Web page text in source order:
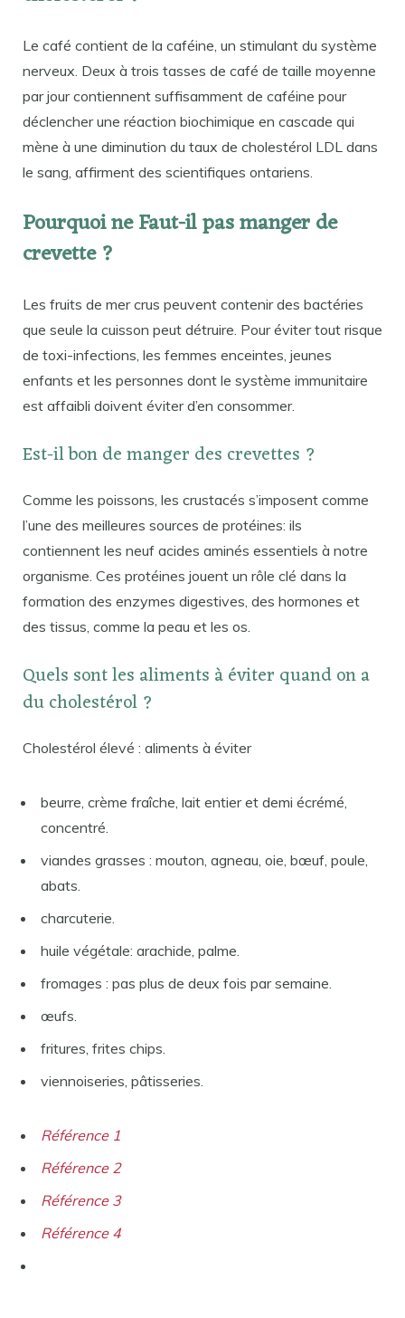
Le café contient de la caféine, un stimulant du système
nerveux. Deux à trois tasses de café de taille moyenne
par jour contiennent suffisamment de caféine pour
déclencher une réaction biochimique en cascade qui
mène à une diminution du taux de cholestérol LDL dans
le sang, affirment des scientifiques ontariens.
Pourquoi ne Faut-il pas manger de
crevette ?
Les fruits de mer crus peuvent contenir des bactéries
que seule la cuisson peut détruire. Pour éviter tout risque
de toxi-infections, les femmes enceintes, jeunes
enfants et les personnes dont le système immunitaire
est affaibli doivent éviter d’en consommer.
Est-il bon de manger des crevettes ?
Comme les poissons, les crustacés s’imposent comme
l’une des meilleures sources de protéines: ils
contiennent les neuf acides aminés essentiels à notre
organisme. Ces protéines jouent un rôle clé dans la
formation des enzymes digestives, des hormones et
des tissus, comme la peau et les os.
Quels sont les aliments à éviter quand on a
du cholestérol ?
Cholestérol élevé : aliments à éviter
beurre, crème fraîche, lait entier et demi écrémé,
concentré.
viandes grasses : mouton, agneau, oie, bœuf, poule,
abats.
charcuterie.
huile végétale: arachide, palme.
fromages : pas plus de deux fois par semaine.
œufs.
fritures, frites chips.
viennoiseries, pâtisseries.
Référence 1
Référence 2
Référence 3
Référence 4